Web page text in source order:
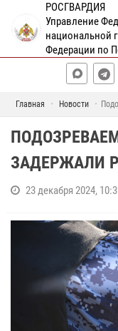
РОСГВАРДИЯ
Управление
национальной
Федерации по
Главная Новости
ЗАДЕРЖАЛИ
23 декабря 2024,